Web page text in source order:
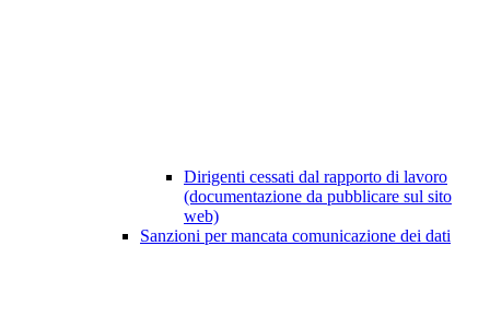
Dirigenti cessati dal rapporto di lavoro
(documentazione da pubblicare sul sito
web)
Sanzioni per mancata comunicazione dei dati